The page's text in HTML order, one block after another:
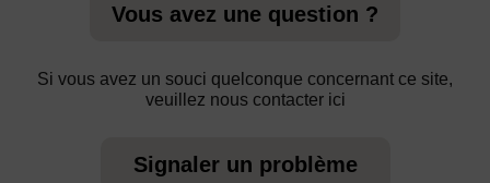
Vous avez une question ?
Si vous avez un souci quelconque concernant ce site,
veuillez nous contacter ici
Signaler un problème